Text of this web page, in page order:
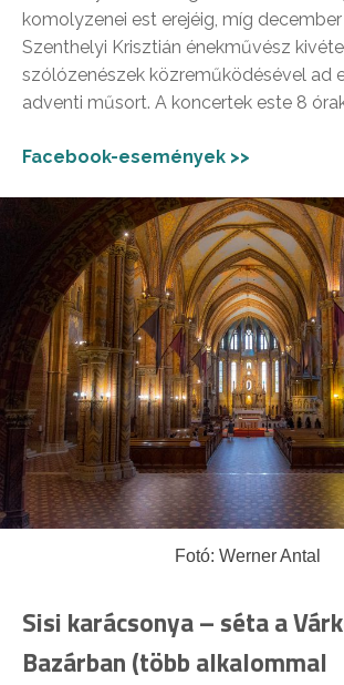
komolyzenei est erejéig, míg december
Szenthelyi Krisztián énekművész
szólózenészek közreműködésével ad
adventi műsort. A koncertek este 8
Facebook-események >>
Fotó: Werner Antal
Sisi karácsonya– séta a
Bazárban (több alkalommal